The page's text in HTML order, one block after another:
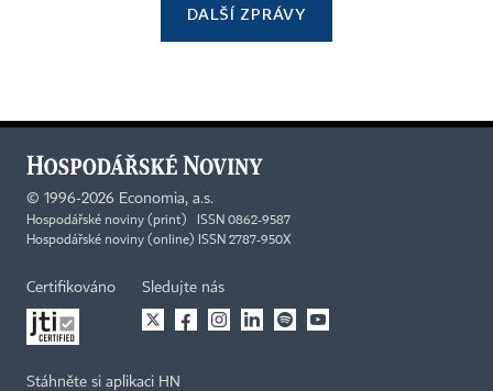
DALŠÍ ZPRÁVY
© 1996-2026 Economia, a.s.
Hospodářské noviny (print) ISSN 0862-9587
Hospodářské noviny (online) ISSN 2787-950X
Certifikováno Sledujte nás
Stáhněte si aplikaci HN